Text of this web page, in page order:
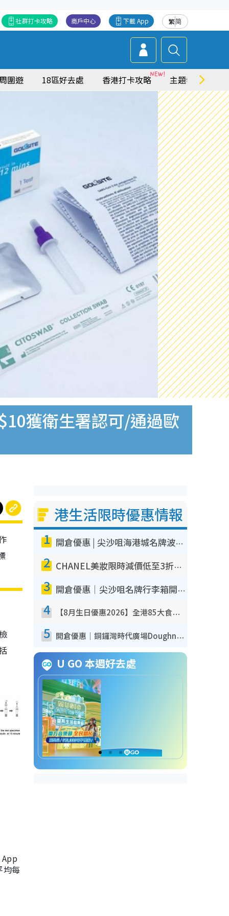
繁简
下載 App
商戶中心
社群打卡攻略
圍遊 18區好去處 香港打卡攻略 主題特集
獲衛生署認可/通過歐
均每
港生活限時優惠情報
1 開倉優惠 | 尖沙咀海港城名牌波鞋開倉低至1折！On鞋$899起／Joy&Peace鞋履$98起
2 CHANEL美妝限時減價低至3折！人氣粉底/唇膏/精華液低至$275！COCO香水都有平
3 開倉優惠｜尖沙咀名牌行李箱開倉低至4折！一連5日 American Tourister/ace./Hallmark $200起！
4 【8月生日優惠2026】全港85大食買玩著數攻略 自助餐/火鍋放題同行免費＋誠品/DONKI送現金券
5 開倉優惠｜銅鑼灣時代廣場Doughnut/Campo Marzio開倉低至1折！背囊、書包、手袋劈價$200起
U GO 本週好去處